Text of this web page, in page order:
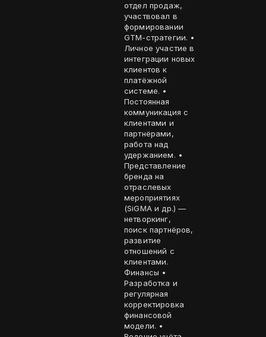
отдел продаж,
участвовал в
формировании
GTM-стратегии. •
Личное участие в
интеграции новых
клиентов к
платёжной
системе. •
Постоянная
коммуникация с
клиентами и
партнёрами,
работа над
удержанием. •
Представление
бренда на
отраслевых
мероприятиях
(SiGMA и др.) —
нетворкинг,
поиск партнёров,
развитие
отношений с
клиентами.
Финансы •
Разработка и
регулярная
корректировка
финансовой
модели. •